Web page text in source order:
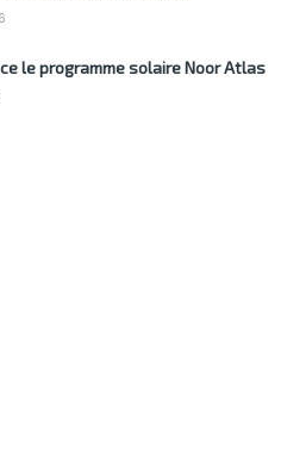
le programme solaire Noor Atlas